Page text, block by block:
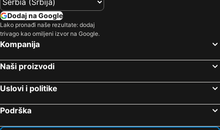
Dodaj na Google
Lako pronađi naše rezultate: dodaj
trivago kao omiljeni izvor na Google.
Kompanija
Naši proizvodi
Uslovi i politike
Podrška